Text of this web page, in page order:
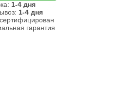
1-4 дня
1-4 дня
гарантия